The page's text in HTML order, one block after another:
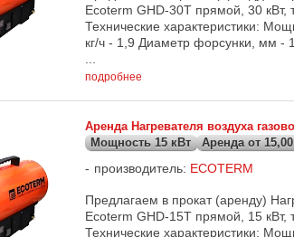
Ecoterm GHD-30T прямой, 30 кВт,
Технические характеристики:
кг/ч - 1,9 Диаметр форсунки, мм -
подробнее
Аренда Нагревателя воздуха
Мощность 15 кВт
Аренда от
производитель: ECOTERM
Предлагаем в прокат (аренду)
Ecoterm GHD-15T прямой, 15 кВт,
Технические характеристики: